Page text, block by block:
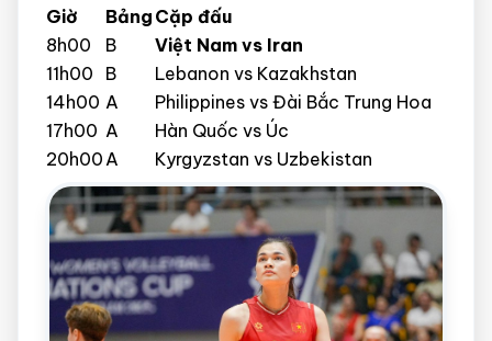
Giờ
Bảng Cặp đấu
8h00
B
Việt Nam vs Iran
11h00
B
Lebanon vs Kazakhstan
14h00 A
Philippines vs Đài Bắc Trung Hoa
17h00 A
Hàn Quốc vs Úc
20h00A Kyrgyzstan vs Uzbekistan